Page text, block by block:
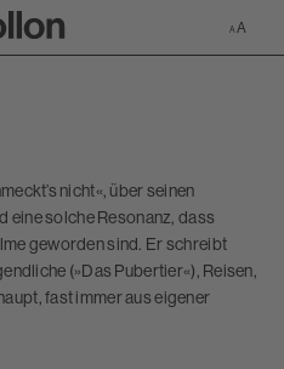
SCHLIESSEN Zur
nicht«, über seinen
eine solche Resonanz, dass
geworden sind. Er schreibt
(»Das Pubertier«), Reisen,
fast immer aus eigener